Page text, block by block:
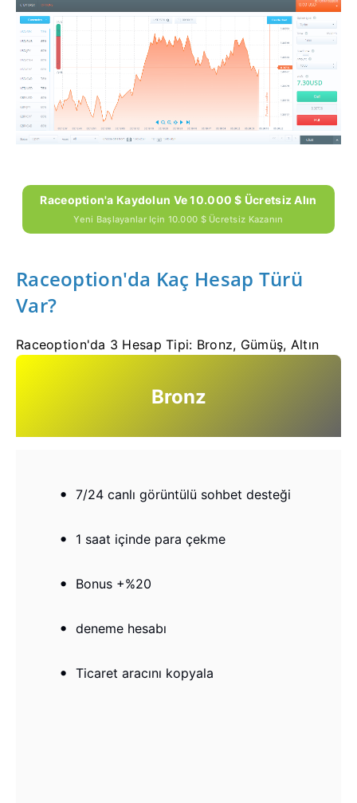
Raceoption'a Kaydolun Ve 10.000 $ Ücretsiz Alın
Yeni Başlayanlar Için 10.000 $ Ücretsiz Kazanın
Raceoption'da Kaç Hesap Türü
Var?
Raceoption'da 3 Hesap Tipi: Bronz, Gümüş, Altın
Bronz
7/24 canlı görüntülü sohbet desteği
1 saat içinde para çekme
Bonus +%20
deneme hesabı
Ticaret aracını kopyala